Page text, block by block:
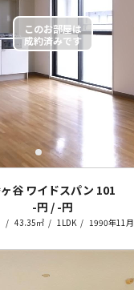
谷 ワイドスパン 101
-円 / -円
43.35㎡ 1LDK 1990年11月